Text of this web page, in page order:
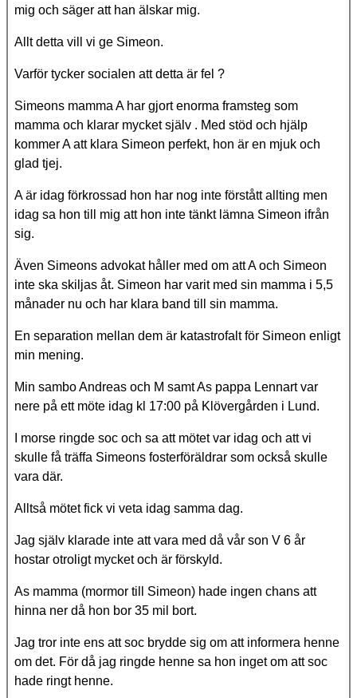
mig och säger att han älskar mig.
Allt detta vill vi ge Simeon.
Varför tycker socialen att detta är fel ?
Simeons mamma A har gjort enorma framsteg som
mamma och klarar mycket själv . Med stöd och hjälp
kommer A att klara Simeon perfekt, hon är en mjuk och
glad tjej.
A är idag förkrossad hon har nog inte förstått allting men
idag sa hon till mig att hon inte tänkt lämna Simeon ifrån
sig.
Även Simeons advokat håller med om att A och Simeon
inte ska skiljas åt. Simeon har varit med sin mamma i 5,5
månader nu och har klara band till sin mamma.
En separation mellan dem är katastrofalt för Simeon enligt
min mening.
Min sambo Andreas och M samt As pappa Lennart var
nere på ett möte idag kl 17:00 på Klövergården i Lund.
I morse ringde soc och sa att mötet var idag och att vi
skulle få träffa Simeons fosterföräldrar som också skulle
vara där.
Alltså mötet fick vi veta idag samma dag.
Jag själv klarade inte att vara med då vår son V 6 år
hostar otroligt mycket och är förskyld.
As mamma (mormor till Simeon) hade ingen chans att
hinna ner då hon bor 35 mil bort.
Jag tror inte ens att soc brydde sig om att informera henne
om det. För då jag ringde henne sa hon inget om att soc
hade ringt henne.